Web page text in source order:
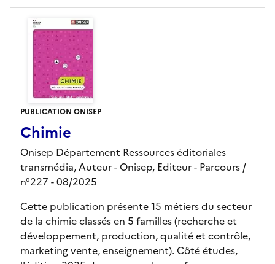
PUBLICATION ONISEP
Chimie
Onisep Département Ressources éditoriales
transmédia, Auteur - Onisep, Editeur- Parcours /
n°227 - 08/2025
Cette publication présente 15 métiers du secteur
de la chimie classés en 5 familles (recherche et
développement, production, qualité et contrôle,
marketing vente, enseignement). Côté études,